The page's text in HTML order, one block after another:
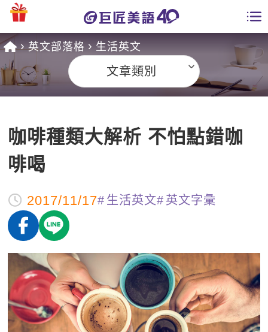
課程總覽
英文課程總表
英文會話
商用英文
英文檢定
TOEIC 多益課程
IELTS 雅思課程
GEPT 全民英檢課程
能力養成
自然發音
英文聽力養成
特色課程
主題課程
線上真人
全國分校
英文部落格
影音學英文
英文能力測驗
師資團隊
學習分享
學員故事
學員讚出來
校園贊助
企業服務
學員專區
英文部落格 生活英文
文章類別
咖啡種類大解析 不怕點錯咖
啡喝
2017/11/17 生活英文 英文字彙